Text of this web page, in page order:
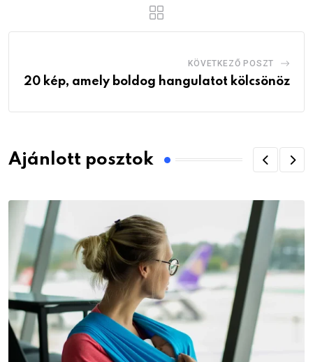
KÖVETKEZŐ POSZT
20 kép, amely boldog hangulatot kölcsönöz
Ajánlott posztok